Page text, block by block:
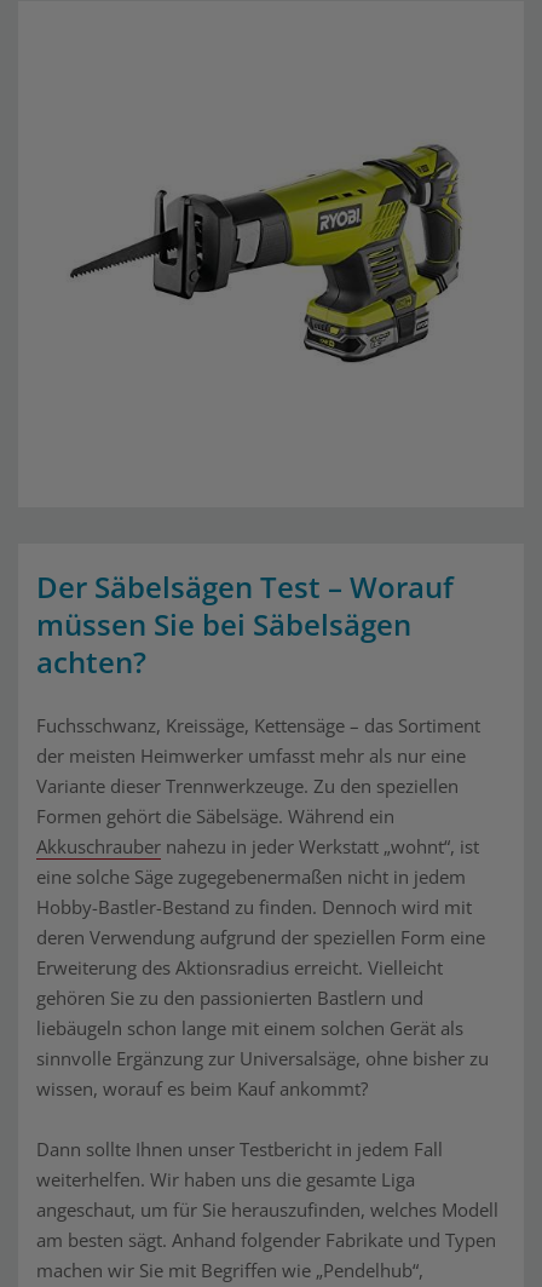
Der Säbelsägen Test – Worauf
müssen Sie bei Säbelsägen
achten?
Fuchsschwanz, Kreissäge, Kettensäge – das Sortiment
der meisten Heimwerker umfasst mehr als nur eine
Variante dieser Trennwerkzeuge. Zu den speziellen
Formen gehört die Säbelsäge. Während ein
Akkuschrauber nahezu in jeder Werkstatt „wohnt“, ist
eine solche Säge zugegebenermaßen nicht in jedem
Hobby-Bastler-Bestand zu finden. Dennoch wird mit
deren Verwendung aufgrund der speziellen Form eine
Erweiterung des Aktionsradius erreicht. Vielleicht
gehören Sie zu den passionierten Bastlern und
liebäugeln schon lange mit einem solchen Gerät als
sinnvolle Ergänzung zur Universalsäge, ohne bisher zu
wissen, worauf es beim Kauf ankommt?
Dann sollte Ihnen unser Testbericht in jedem Fall
weiterhelfen. Wir haben uns die gesamte Liga
angeschaut, um für Sie herauszufinden, welches Modell
am besten sägt. Anhand folgender Fabrikate und Typen
machen wir Sie mit Begriffen wie „Pendelhub“,